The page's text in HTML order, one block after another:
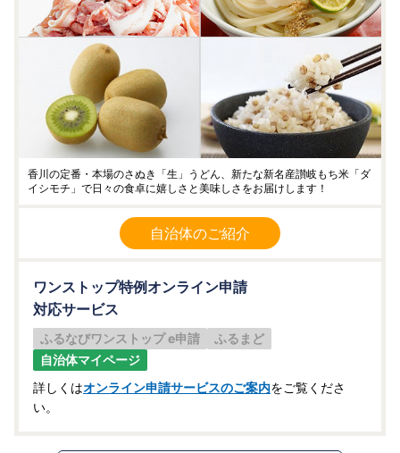
香川の定番・本場のさぬき「生」うどん、新たな新名産讃岐もち米「ダ
イシモチ」で日々の食卓に嬉しさと美味しさをお届けします！
自治体のご紹介
ワンストップ特例オンライン申請
対応サービス
ふるなびワンストップ e申請
ふるまど
自治体マイページ
詳しくはオンライン申請サービスのご案内をご覧くださ
い。